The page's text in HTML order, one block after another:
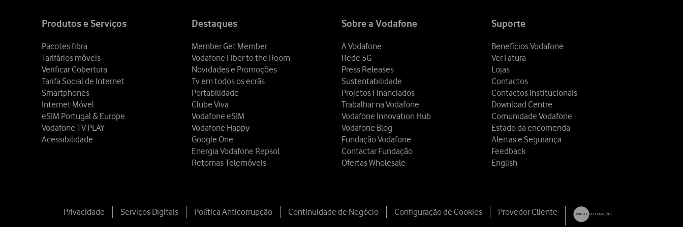
Produtos e Serviços
Pacotes fibra
Tarifários móveis
Verificar Cobertura
Tarifa Social de Internet
Smartphones
Internet Móvel
eSIM Portugal & Europe
Vodafone TV PLAY
Acessibilidade
Destaques
Member Get Member
Vodafone Fiber to the Room
Novidades e Promoções
Tv em todos os ecrãs
Portabilidade
Clube Viva
Vodafone eSIM
Vodafone Happy
Google One
Energia Vodafone Repsol
Retomas Telemóveis
Sobre a Vodafone
A Vodafone
Rede 5G
Press Releases
Sustentabilidade
Projetos Financiados
Trabalhar na Vodafone
Vodafone Innovation Hub
Vodafone Blog
Fundação Vodafone
Contactar Fundação
Ofertas Wholesale
Suporte
Benefícios Vodafone
Ver Fatura
Lojas
Contactos
Contactos Institucionais
Download Centre
Comunidade Vodafone
Estado da encomenda
Alertas e Segurança
Feedback
English
Privacidade Serviços Digitais Política Anticorrupção Continuidade de Negócio Configuração de Cookies Provedor Cliente